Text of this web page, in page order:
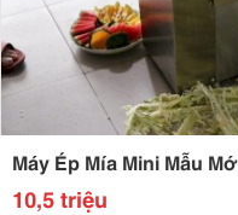
Máy Ép Mía Mini Mẫu
10,5 triệu